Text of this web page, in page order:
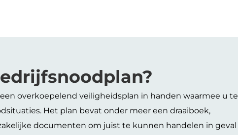
overkoepelend veiligheidsplan in handen waarmee u te
Het plan bevat onder meer een draaiboek,
documenten om juist te kunnen handelen in geval